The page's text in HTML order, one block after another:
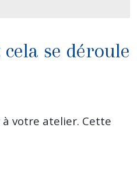
se déroule
à votre atelier. Cette